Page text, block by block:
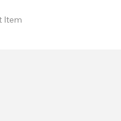
Item